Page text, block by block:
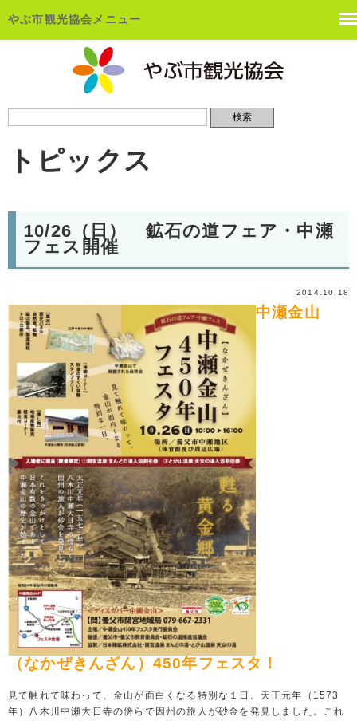
やぶ市観光協会メニュー
トピックス
10/26（日） 鉱石の道フェア・中瀬
フェス開催
2014.10.18
中瀬金山
（なかぜきんざん）450年フェスタ！
見て触れて味わって、金山が面白くなる特別な１日。天正元年（1573
年）八木川中瀬大日寺の傍らで因州の旅人が砂金を発見しました。これ